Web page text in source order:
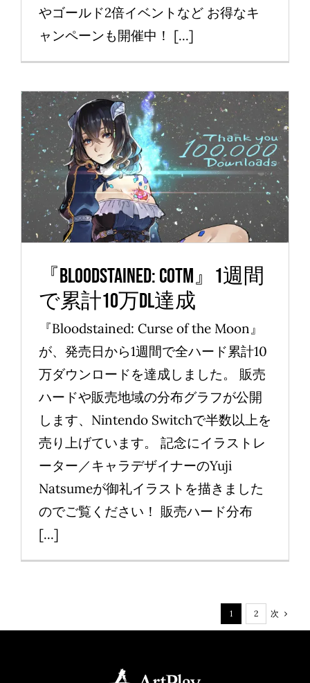
やゴールド2倍イベントなど お得なキ
ャンペーンも開催中！ [...]
『Bloodstained: CotM』1週間
で累計10万DL達成
News
『Bloodstained: CotM』1週間
で累計10万DL達成
『Bloodstained: Curse of the Moon』
が、発売日から1週間で全ハード累計10
万ダウンロードを達成しました。 販売
ハードや販売地域の分布グラフが公開
します、Nintendo Switchで半数以上を
売り上げています。 記念にイラストレ
ーター／キャラデザイナーのYuji
Natsumeが御礼イラストを描きました
のでご覧ください！ 販売ハード分布
[...]
1 2 次